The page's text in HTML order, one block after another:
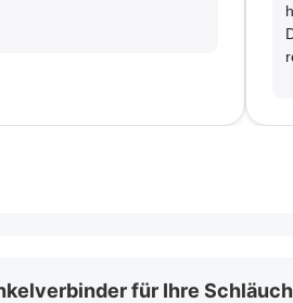
für Ihre